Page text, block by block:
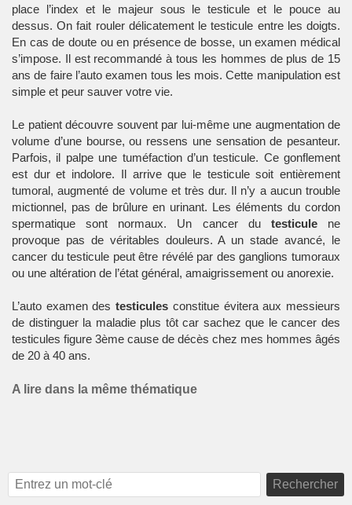
place l’index et le majeur sous le testicule et le pouce au
dessus. On fait rouler délicatement le testicule entre les doigts.
En cas de doute ou en présence de bosse, un examen médical
s’impose. Il est recommandé à tous les hommes de plus de 15
ans de faire l’auto examen tous les mois. Cette manipulation est
simple et peur sauver votre vie.
Le patient découvre souvent par lui-même une augmentation de
volume d’une bourse, ou ressens une sensation de pesanteur.
Parfois, il palpe une tuméfaction d’un testicule. Ce gonflement
est dur et indolore. Il arrive que le testicule soit entièrement
tumoral, augmenté de volume et très dur. Il n’y a aucun trouble
mictionnel, pas de brûlure en urinant. Les éléments du cordon
spermatique sont normaux. Un cancer du testiculene
provoque pas de véritables douleurs. A un stade avancé, le
cancer du testicule peut être révélé par des ganglions tumoraux
ou une altération de l’état général, amaigrissement ou anorexie.
L’auto examen destesticules constitue évitera aux messieurs
de distinguer la maladie plus tôt car sachez que le cancer des
testicules figure 3ème cause de décès chez mes hommes âgés
de 20 à 40 ans.
A lire dans la même thématique
Rechercher